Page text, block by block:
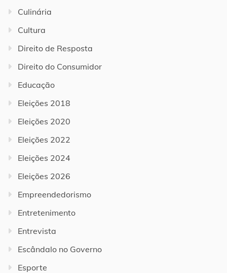
Culinária
Cultura
Direito de Resposta
Direito do Consumidor
Educação
Eleições 2018
Eleições 2020
Eleições 2022
Eleições 2024
Eleições 2026
Empreendedorismo
Entretenimento
Entrevista
Escândalo no Governo
Esporte